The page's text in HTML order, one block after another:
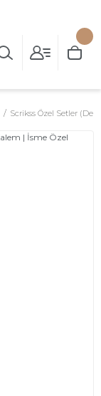
Scrikss Özel Setler